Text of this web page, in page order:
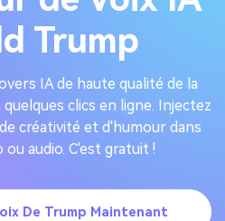
Trump
IA de haute qualité de la
clics en ligne. Injectez
créativité et d'humour dans
audio. C'est gratuit !
De Trump Maintenant